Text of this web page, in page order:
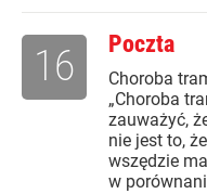
Poczta
Choroba
„Choroba
zauważyć,
nie jest to,
wszędzie
w
16